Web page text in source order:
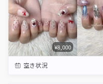
¥8,000
空き状況